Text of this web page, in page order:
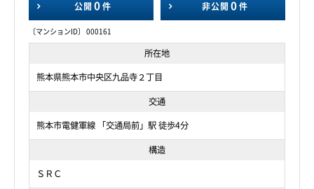
公開 0 件 非公開 0 件
〔マンションID〕 000161
所在地
熊本県熊本市中央区九品寺２丁目
交通
熊本市電健軍線 「交通局前」駅 徒歩4分
構造
ＳＲＣ